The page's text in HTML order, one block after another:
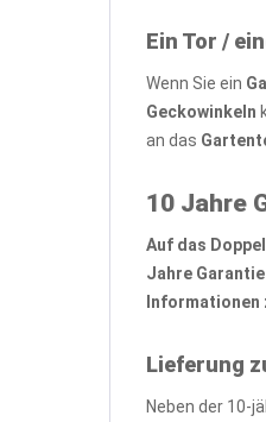
Ein Tor /
Wenn Sie ein
Geckowinkeln
an das
10 Jahre
Auf das
Jahre
Informationen
Lieferung
Neben der 10-